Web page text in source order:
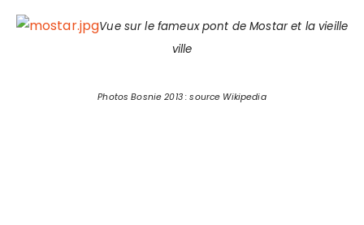
Vue sur le fameux pont de Mostar et la vieille
ville
Photos Bosnie 2013 : source Wikipedia